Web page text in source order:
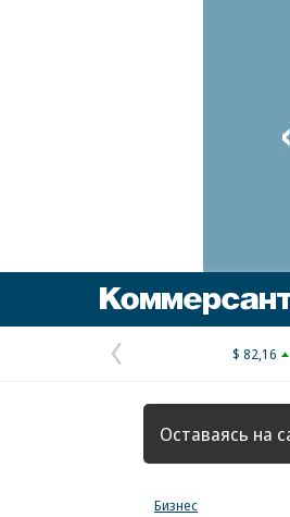
Предыдущая
страница
$ 82,16
Оставаясь на
Бизнес